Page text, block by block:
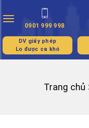
Toggle
navigation
0901 999 998
DV giấy phép
Lo được ca khó
Trang chủ